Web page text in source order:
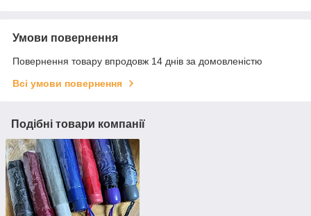
Умови повернення
Повернення товару впродовж 14 днів за домовленістю
Всі умови повернення
Подібні товари компанії